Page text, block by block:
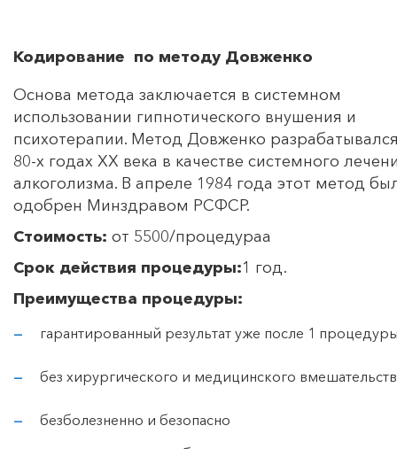
Кодирование по методу Довженко
Основа метода заключается в системном
использовании гипнотического внушения и
психотерапии. Метод Довженко
80-х годах ХХ века в качестве системного
алкоголизма. В апреле 1984 года этот метод
одобрен Минздравом РСФСР.
Стоимость: от 5500/процедураа
Срок действия процедуры:1 год.
Преимущества процедуры:
гарантированный результат уже после 1
без хирургического и медицинского
безболезненно и безопасно